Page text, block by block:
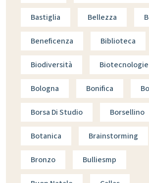
Bastiglia Bellezza
Beneficenza Biblioteca
Biodiversità Biotecnologie
Bologna Bonifica
Borsa Di Studio Borsellino
Botanica Brainstorming
Bronzo Bulliesmp